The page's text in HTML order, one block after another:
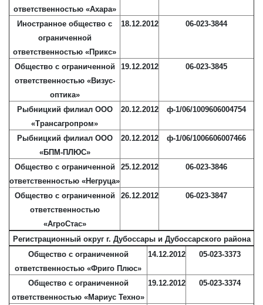
ответственностью «Ахара»
Иностранное общество с
ограниченной
ответственностью «Прикс»
18.12.2012 06-023-3844
Общество с ограниченной
ответственностью «Визус-
оптика»
19.12.2012 06-023-3845
Рыбницкий филиал ООО
«Трансагропром»
20.12.2012 ф-1/06/1009606004754
Рыбницкий филиал ООО
«БПМ-ПЛЮС»
20.12.2012 ф-1/06/1006606007466
Общество с ограниченной
ответственностью «Негруца»
25.12.2012 06-023-3846
Общество с ограниченной
ответственностью
«АгроСтас»
26.12.2012 06-023-3847
Регистрационный округ г. Дубоссары и Дубоссарского района
Общество с ограниченной
ответственностью «Фриго Плюс»
14.12.2012 05-023-3373
Общество с ограниченной
ответственностью «Мариус Техно»
19.12.2012 05-023-3374